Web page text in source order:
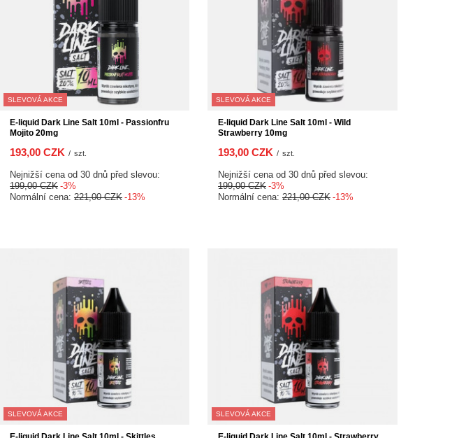
SLEVOVÁ AKCE
E-liquid Dark Line Salt 10ml - Passionfru
Mojito 20mg
193,00 CZK / szt.
Nejnižší cena od 30 dnů před slevou:
199,00 CZK -3%
Normální cena: 221,00 CZK -13%
SLEVOVÁ AKCE
E-liquid Dark Line Salt 10ml - Wild
Strawberry 10mg
193,00 CZK / szt.
Nejnižší cena od 30 dnů před slevou:
199,00 CZK -3%
Normální cena: 221,00 CZK -13%
SLEVOVÁ AKCE SLEVOVÁ AKCE